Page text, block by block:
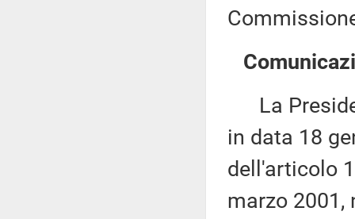
La
in data 18
dell'articolo
marzo 2001,